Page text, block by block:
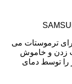
ترموستات می
زدن و خاموش
را توسط دمای